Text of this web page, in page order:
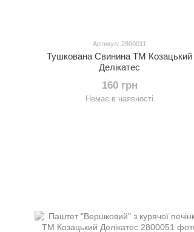
Артикул: 2800011
Тушкована Свинина ТМ Козацький
Делікатес
160 грн
Немає в наявності